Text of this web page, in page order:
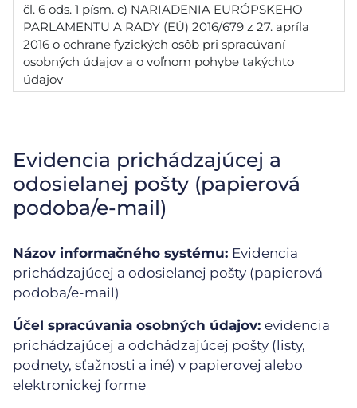
čl. 6 ods. 1 písm. c) NARIADENIA EURÓPSKEHO
PARLAMENTU A RADY (EÚ) 2016/679 z 27. apríla
2016 o ochrane fyzických osôb pri spracúvaní
osobných údajov a o voľnom pohybe takýchto
údajov
Evidencia prichádzajúcej a
odosielanej pošty (papierová
podoba/e-mail)
Názov informačného systému: Evidencia
prichádzajúcej a odosielanej pošty (papierová
podoba/e-mail)
Účel spracúvania osobných údajov: evidencia
prichádzajúcej a odchádzajúcej pošty (listy,
podnety, sťažnosti a iné) v papierovej alebo
elektronickej forme